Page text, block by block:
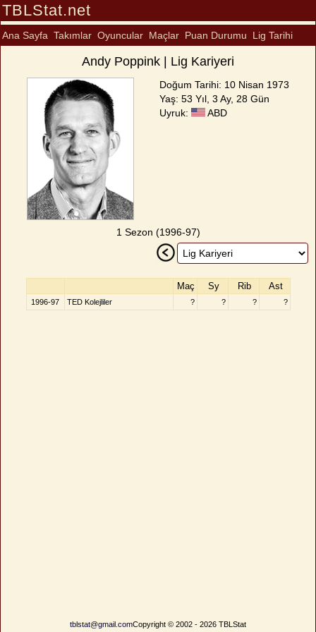
TBLStat.net
Ana Sayfa Takımlar Oyuncular Maçlar Puan Durumu Lig Tarihi
Andy Poppink | Lig Kariyeri
Doğum Tarihi: 10 Nisan 1973
Yaş: 53 Yıl, 3 Ay, 28 Gün
Uyruk:
ABD
1 Sezon (1996-97)
Maç Sy Rib Ast
1996-97 TED Kolejliler ? ? ? ?
tblstat@gmail.comCopyright © 2002 - 2026 TBLStat